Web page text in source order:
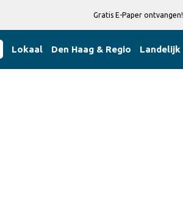
Gratis E-Paper ontvangen!
Lokaal Den Haag & Regio Landelijk